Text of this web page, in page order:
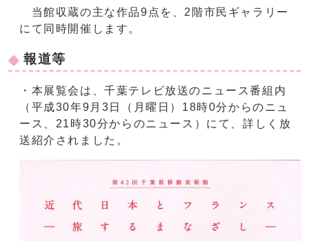
当館収蔵の主な作品9点を、2階市民ギャラリー
にて同時開催します。
報道等
・本展覧会は、千葉テレビ放送のニュース番組内
（平成30年9月3日（月曜日）18時0分からのニュ
ース、21時30分からのニュース）にて、詳しく放
送紹介されました。